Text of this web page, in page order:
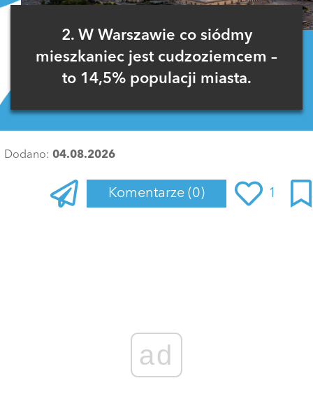
2. W Warszawie co siódmy
mieszkaniec jest cudzoziemcem –
to 14,5% populacji miasta.
Dodano: 04.08.2026
Komentarze (0) 1
ad